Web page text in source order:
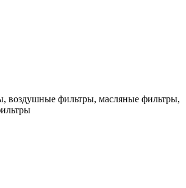
воздушные фильтры, масляные фильтры,